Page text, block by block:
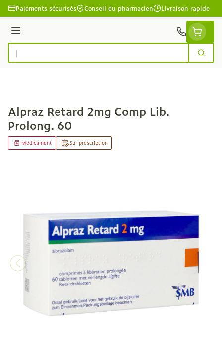
Aller au contenu
Paiements sécurisés Conseil du pharmacien Livraison rapide
Menu
Rechercher
Alpraz Retard 2mg Comp Lib.
Prolong. 60
Sur prescription
Médicament